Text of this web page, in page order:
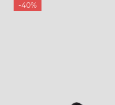
-40%